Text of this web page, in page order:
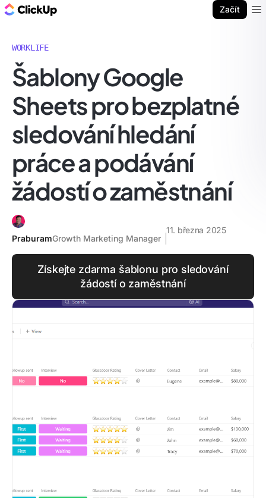
Začít
WORKLIFE
Šablony Google
Sheets pro bezplatné
sledování hledání
práce a podávání
žádostí o zaměstnání
PraburamGrowth Marketing Manager
11. března 2025
Získejte zdarma šablonu pro sledování
žádostí o zaměstnání